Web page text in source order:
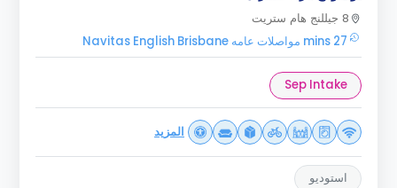
8 جيللنج هام ستريت
27 mins مواصلات عامه Navitas English Brisbane
Sep Intake
المزيد
استوديو